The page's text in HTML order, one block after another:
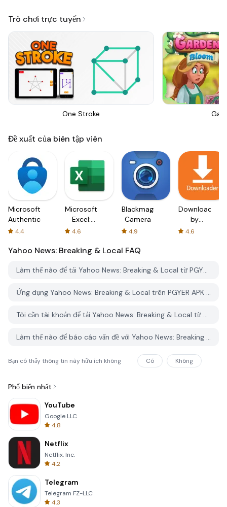
Trò chơi trực tuyến
One Stroke
Đề xuất của biên tập viên
Microsoft
Authenticator
4.4
Microsoft
Excel:
Spreadsheets
4.6
Blackmagic
Camera
4.9
Downloader
by
AFTVnews
4.6
Yahoo News: Breaking & Local FAQ
Làm thế nào để tải Yahoo News: Breaking & Local từ PGYER APK HUB?
Ứng dụng Yahoo News: Breaking & Local trên PGYER APK HUB có miễn phí không?
Tôi cần tài khoản để tải Yahoo News: Breaking & Local từ PGYER APK HUB không?
Làm thế nào để báo cáo vấn đề với Yahoo News: Breaking & Local trên PGYER APK HUB?
Bạn có thấy thông tin này hữu ích không Có Không
Phổ biến nhất
YouTube
Google LLC
4.8
Netflix
Netflix, Inc.
4.2
Telegram
Telegram FZ-LLC
4.3